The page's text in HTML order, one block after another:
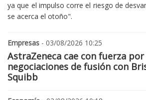
ya que el impulso corre el riesgo de
se acerca el otoño".
Empresas - 03/08/2026 10:25
AstraZeneca cae con fuerza
negociaciones de fusión con
Squibb